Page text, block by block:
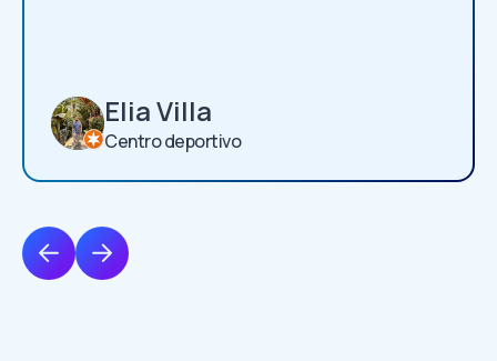
Elia Villa
Centro deportivo